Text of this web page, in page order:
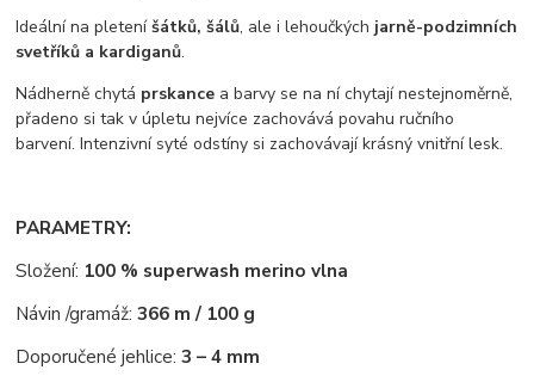
Ideální na pleteníšátků, šálů, ale i lehoučkých jarně-podzimních
svetříků a kardiganů.
Nádherně chytá prskance a barvy se na ní chytají nestejnoměrně,
přadeno si tak v úpletu nejvíce zachovává povahu ručního
barvení. Intenzivní syté odstíny si zachovávají krásný vnitřní lesk.
PARAMETRY:
Složení: 100 % superwash merino vlna
Návin /gramáž: 366 m / 100 g
Doporučené jehlice:3 – 4 mm